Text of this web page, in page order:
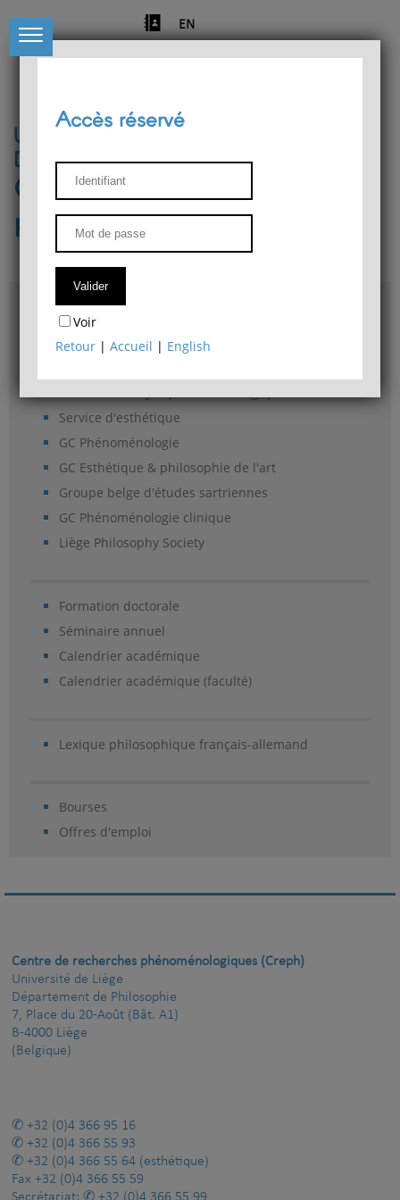
EN
Université de Liège
Département de philosophie
Centre de recherches
phénoménologiques
Accès & plans
Bibliothèque du Département de philosophie
Service d'esthétique
GC Phénoménologie
GC Esthétique & philosophie de l'art
Groupe belge d'études sartriennes
GC Phénoménologie clinique
Liège Philosophy Society
Formation doctorale
Séminaire annuel
Calendrier académique
Calendrier académique (faculté)
Lexique philosophique français-allemand
Bourses
Offres d'emploi
Accès réservé
Voir
Retour |Accueil | English
Centre de recherches phénoménologiques (Creph)
Université de Liège
Département de Philosophie
7, Place du 20-Août (Bât. A1)
B-4000 Liège
(Belgique)
+32 (0)4 366 95 16
+32 (0)4 366 55 93
+32 (0)4 366 55 64 (esthétique)
Fax +32 (0)4 366 55 59